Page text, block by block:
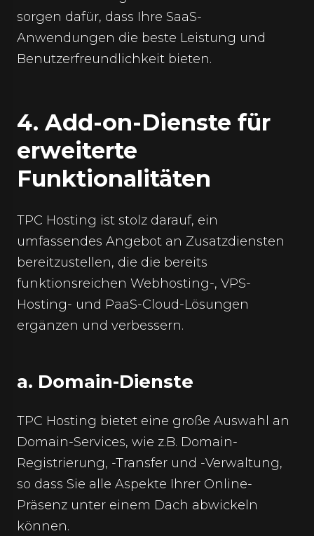
sorgen dafür, dass Ihre SaaS-
Anwendungen die beste Leistung und
Benutzerfreundlichkeit bieten.
4. Add-on-Dienste für
erweiterte
Funktionalitäten
TPC Hosting ist stolz darauf, ein
umfassendes Angebot an Zusatzdiensten
bereitzustellen, die die bereits
funktionsreichen Webhosting-, VPS-
Hosting- und PaaS-Cloud-Lösungen
ergänzen und verbessern.
a. Domain-Dienste
TPC Hosting bietet eine große Auswahl an
Domain-Services, wie z.B. Domain-
Registrierung, -Transfer und -Verwaltung,
so dass Sie alle Aspekte Ihrer Online-
Präsenz unter einem Dach abwickeln
können.